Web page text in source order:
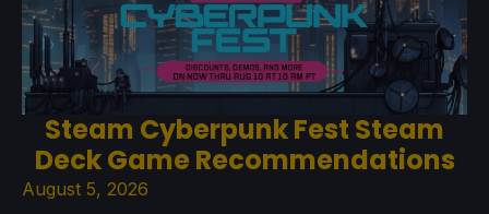
Steam Cyberpunk Fest Steam
Deck Game Recommendations
August 5, 2026